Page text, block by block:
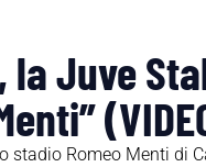
Juve
Romeo Menti di